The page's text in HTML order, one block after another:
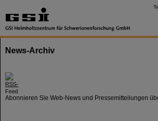
News-Archiv
Abonnieren Sie Web-News und Pressemitteilungen